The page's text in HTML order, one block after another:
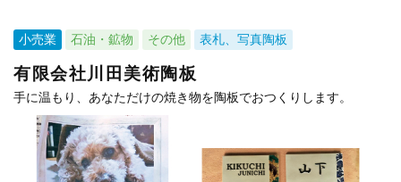
小売業 石油・鉱物 その他 表札、写真陶板
有限会社川田美術陶板
手に温もり、あなただけの焼き物を陶板でおつくりします。